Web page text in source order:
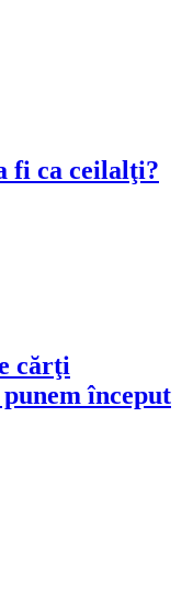
fi ca ceilalţi?
cărţi
început